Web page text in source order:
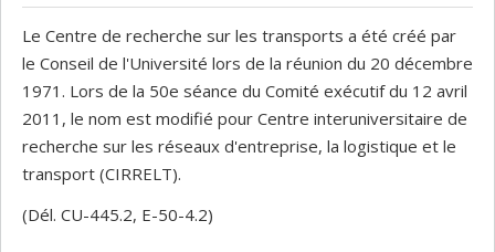
Le Centre de recherche sur les transports a été créé par
le Conseil de l'Université lors de la réunion du 20 décembre
1971. Lors de la 50e séance du Comité exécutif du 12 avril
2011, le nom est modifié pour Centre interuniversitaire de
recherche sur les réseaux d'entreprise, la logistique et le
transport (CIRRELT).
(Dél. CU-445.2, E-50-4.2)